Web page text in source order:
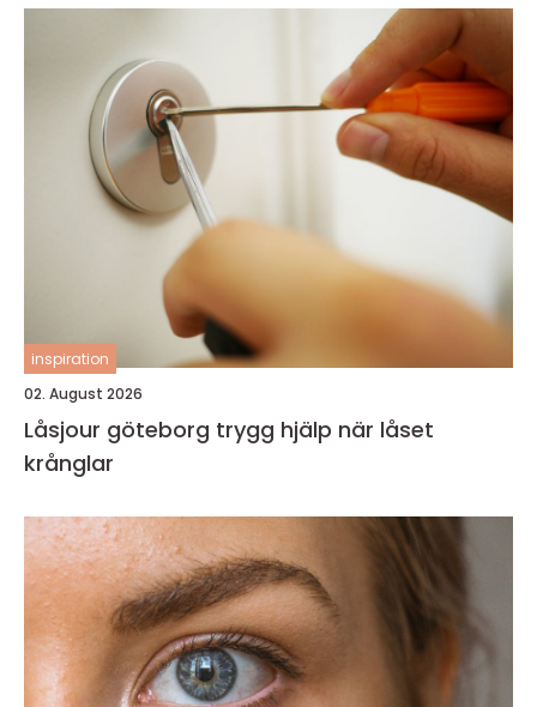
inspiration
02. August 2026
Låsjour göteborg trygg hjälp när låset
krånglar